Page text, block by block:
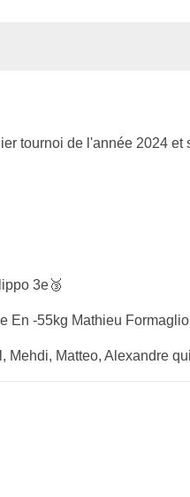
tournoi de l'année 2024
3e🥉
En -55kg Mathieu
Matteo, Alexandre